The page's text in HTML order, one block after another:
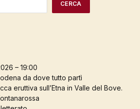
CERCA
– 19:00
da dove tutto partì
eruttiva sull’Etna in Valle del Bove.